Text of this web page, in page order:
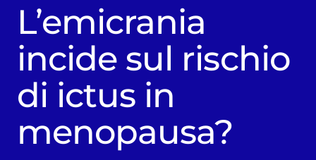
L’emicrania
incide sul rischio
di ictus in
menopausa?